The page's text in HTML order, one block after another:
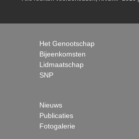
Het Genootschap
Bijeenkomsten
Lidmaatschap
SNP
Nieuws
Publicaties
Fotogalerie